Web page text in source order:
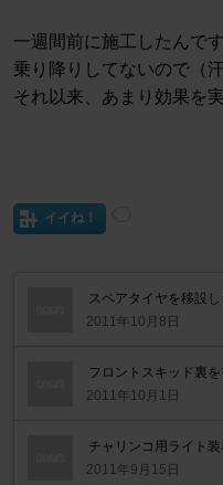
一週間前に施工したんで
乗り降りしてないので（汗
それ以来、あまり効果を
イイね！
スペアタイヤを移設し
2011年10月8日
フロントスキッド裏を
2011年10月1日
チャリンコ用ライト装
2011年9月15日